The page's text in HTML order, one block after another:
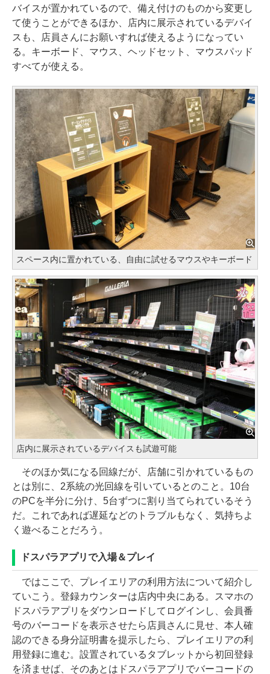
バイスが置かれているので、備え付けのものから変更し
て使うことができるほか、店内に展示されているデバイ
スも、店員さんにお願いすれば使えるようになってい
る。キーボード、マウス、ヘッドセット、マウスパッド
すべてが使える。
スペース内に置かれている、自由に試せるマウスやキーボード
店内に展示されているデバイスも試遊可能
そのほか気になる回線だが、店舗に引かれているもの
とは別に、2系統の光回線を引いているとのこと。10台
のPCを半分に分け、5台ずつに割り当てられているそう
だ。これであれば遅延などのトラブルもなく、気持ちよ
く遊べることだろう。
ドスパラアプリで入場＆プレイ
ではここで、プレイエリアの利用方法について紹介し
ていこう。登録カウンターは店内中央にある。スマホの
ドスパラアプリをダウンロードしてログインし、会員番
号のバーコードを表示させたら店員さんに見せ、本人確
認のできる身分証明書を提示したら、プレイエリアの利
用登録に進む。設置されているタブレットから初回登録
を済ませば、そのあとはドスパラアプリでバーコードの